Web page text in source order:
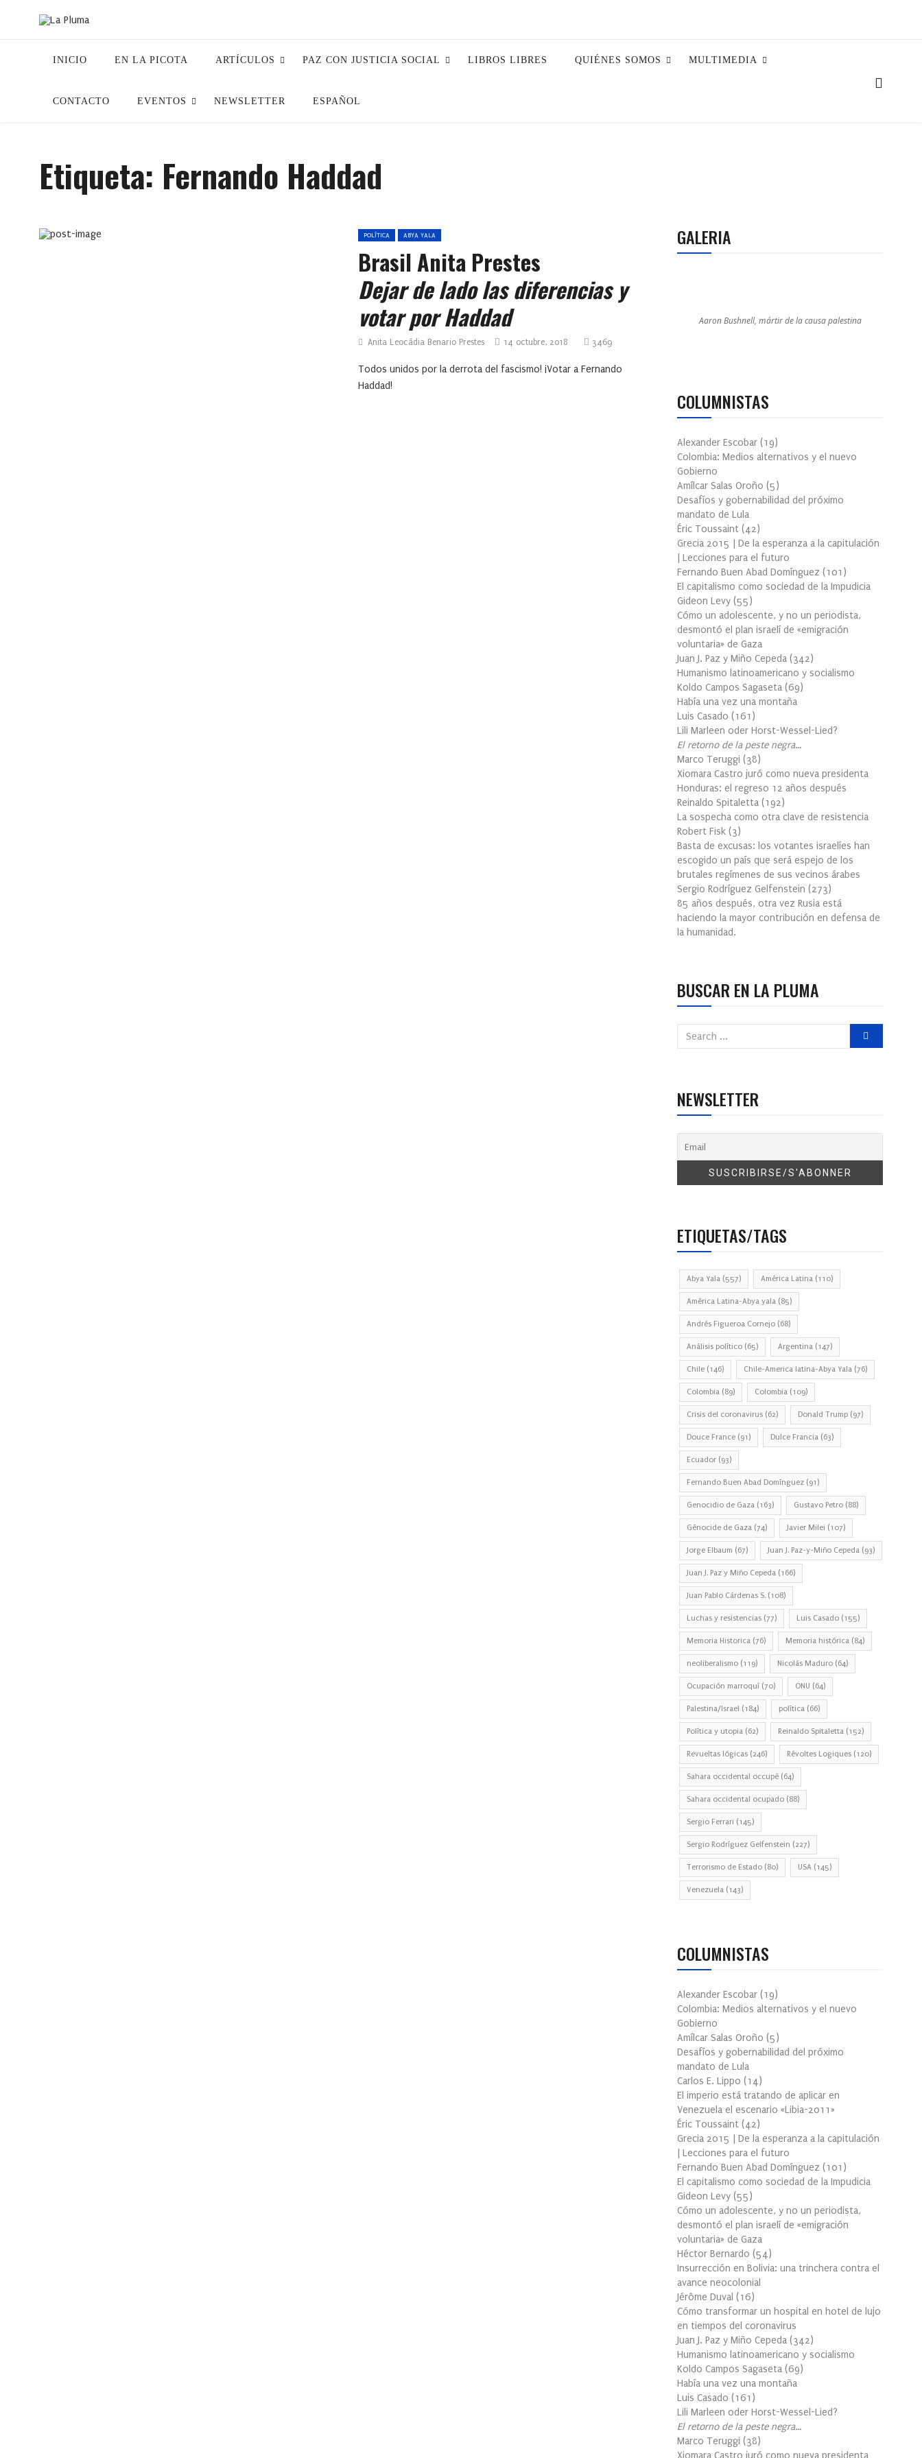
INICIO EN LA PICOTA ARTÍCULOS PAZ CON JUSTICIA SOCIAL LIBROS LIBRES QUIÉNES SOMOS MULTIMEDIA
CONTACTO EVENTOS NEWSLETTER ESPAÑOL
Etiqueta: Fernando Haddad
POLÍTICA ABYA YALA
Brasil Anita Prestes
Dejar de lado las diferencias y
votar por Haddad
Anita Leocádia Benario Prestes 14 octubre, 2018 3469
Todos unidos por la derrota del fascismo! ¡Votar a Fernando
Haddad!
GALERIA
Aaron Bushnell, mártir de la causa palestina
COLUMNISTAS
Alexander Escobar (19)
Colombia: Medios alternativos y el nuevo
Gobierno
Amílcar Salas Oroño (5)
Desafíos y gobernabilidad del próximo
mandato de Lula
Éric Toussaint (42)
Grecia 2015 | De la esperanza a la capitulación
| Lecciones para el futuro
Fernando Buen Abad Domínguez (101 )
El capitalismo como sociedad de la Impudicia
Gideon Levy (55)
Cómo un adolescente, y no un periodista,
desmontó el plan israelí de «emigración
voluntaria» de Gaza
Juan J. Paz y Miño Cepeda (342)
Humanismo latinoamericano y socialismo
Koldo Campos Sagaseta (69)
Había una vez una montaña
Luis Casado (161 )
Lili Marleen oder Horst-Wessel-Lied?
El retorno de la peste negra…
Marco Teruggi (38)
Xiomara Castro juró como nueva presidenta
Honduras: el regreso 12 años después
Reinaldo Spitaletta (192)
La sospecha como otra clave de resistencia
Robert Fisk (3)
Basta de excusas: los votantes israelíes han
escogido un país que será espejo de los
brutales regímenes de sus vecinos árabes
Sergio Rodríguez Gelfenstein (273)
85 años después, otra vez Rusia está
haciendo la mayor contribución en defensa de
la humanidad.
BUSCAR EN LA PLUMA
NEWSLETTER
ETIQUETAS/TAGS
Abya Yala (557) América Latina (110)
América Latina-Abya yala (85)
Andrés Figueroa Cornejo (68)
Análisis político (65) Argentina (147)
Chile (146) Chile-America latina-Abya Yala (76)
Colombia (89) Colombia (109)
Crisis del coronavirus (62) Donald Trump (97)
Douce France (91) Dulce Francia (63)
Ecuador (93)
Fernando Buen Abad Domínguez (91)
Genocidio de Gaza (163) Gustavo Petro (88)
Génocide de Gaza (74) Javier Milei (107)
Jorge Elbaum (67) Juan J. Paz-y-Miño Cepeda (93)
Juan J. Paz y Miño Cepeda (166)
Juan Pablo Cárdenas S. (108)
Luchas y resistencias (77) Luis Casado (155)
Memoria Historica (76) Memoria histórica (84)
neoliberalismo (119) Nicolás Maduro (64)
Ocupación marroquí (70) ONU (64)
Palestina/Israel (184) política (66)
Política y utopia (62) Reinaldo Spitaletta (152)
Revueltas lógicas (246) Révoltes Logiques (120)
Sahara occidental occupé (64)
Sahara occidental ocupado (88)
Sergio Ferrari (145)
Sergio Rodríguez Gelfenstein (227)
Terrorismo de Estado (80) USA (145)
Venezuela (143)
COLUMNISTAS
Alexander Escobar (19)
Colombia: Medios alternativos y el nuevo
Gobierno
Amílcar Salas Oroño (5)
Desafíos y gobernabilidad del próximo
mandato de Lula
Carlos E. Lippo (14)
El imperio está tratando de aplicar en
Venezuela el escenario «Libia-2011»
Éric Toussaint (42)
Grecia 2015 | De la esperanza a la capitulación
| Lecciones para el futuro
Fernando Buen Abad Domínguez (101 )
El capitalismo como sociedad de la Impudicia
Gideon Levy (55)
Cómo un adolescente, y no un periodista,
desmontó el plan israelí de «emigración
voluntaria» de Gaza
Héctor Bernardo (54)
Insurrección en Bolivia: una trinchera contra el
avance neocolonial
Jérôme Duval (16)
Cómo transformar un hospital en hotel de lujo
en tiempos del coronavirus
Juan J. Paz y Miño Cepeda (342)
Humanismo latinoamericano y socialismo
Koldo Campos Sagaseta (69)
Había una vez una montaña
Luis Casado (161 )
Lili Marleen oder Horst-Wessel-Lied?
El retorno de la peste negra…
Marco Teruggi (38)